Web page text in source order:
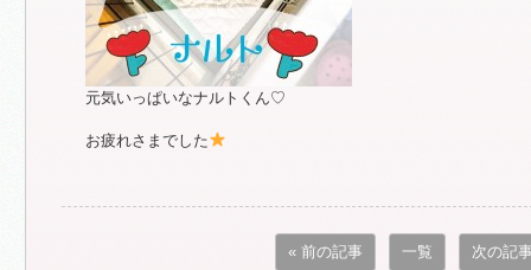
元気いっぱいなナルトくん♡
お疲れさまでした
« 前の記事 一覧 次の記